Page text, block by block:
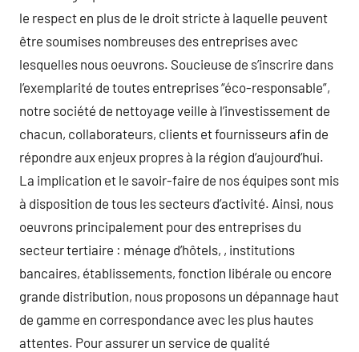
le respect en plus de le droit stricte à laquelle peuvent
être soumises nombreuses des entreprises avec
lesquelles nous oeuvrons. Soucieuse de s’inscrire dans
l’exemplarité de toutes entreprises “éco-responsable”,
notre société de nettoyage veille à l’investissement de
chacun, collaborateurs, clients et fournisseurs afin de
répondre aux enjeux propres à la région d’aujourd’hui.
La implication et le savoir-faire de nos équipes sont mis
à disposition de tous les secteurs d’activité. Ainsi, nous
oeuvrons principalement pour des entreprises du
secteur tertiaire : ménage d’hôtels, , institutions
bancaires, établissements, fonction libérale ou encore
grande distribution, nous proposons un dépannage haut
de gamme en correspondance avec les plus hautes
attentes. Pour assurer un service de qualité